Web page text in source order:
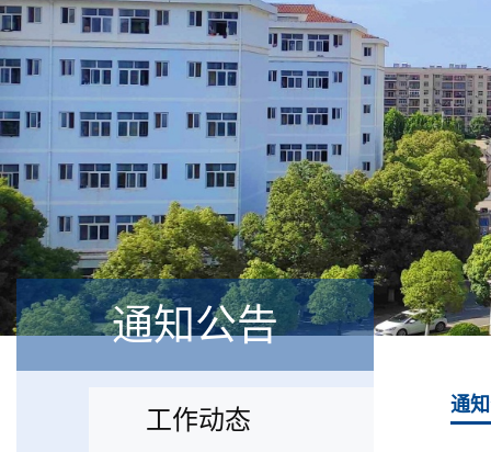
通知公告
工作动态
通